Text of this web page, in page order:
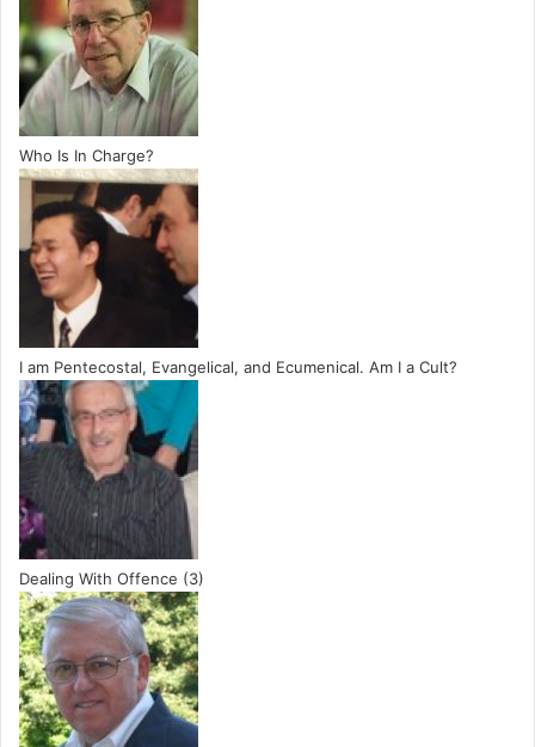
Who Is In Charge?
I am Pentecostal, Evangelical, and Ecumenical. Am I a Cult?
Dealing With Offence (3)